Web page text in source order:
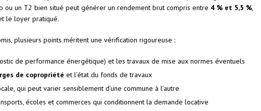
ou un T2 bien situé peut générer un rendement brut compris entre 4 % et 5,5 %,
le loyer pratiqué.
plusieurs points méritent une vérification rigoureuse :
de performance énergétique) et les travaux de mise aux normes éventuels
de copropriété et l’état du fonds de travaux
qui peut varier sensiblement d’une commune à l’autre
écoles et commerces qui conditionnent la demande locative